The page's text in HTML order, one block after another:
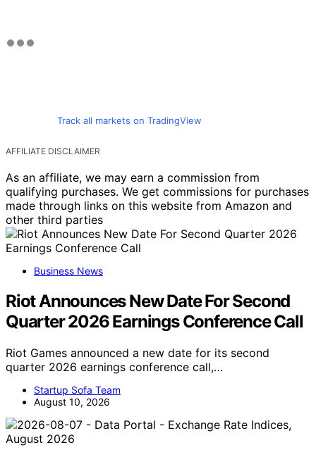
Track all markets on TradingView
AFFILIATE DISCLAIMER
As an affiliate, we may earn a commission from
qualifying purchases. We get commissions for purchases
made through links on this website from Amazon and
other third parties
Business News
Riot Announces New Date For Second
Quarter 2026 Earnings Conference Call
Riot Games announced a new date for its second
quarter 2026 earnings conference call,…
Startup Sofa Team
August 10, 2026